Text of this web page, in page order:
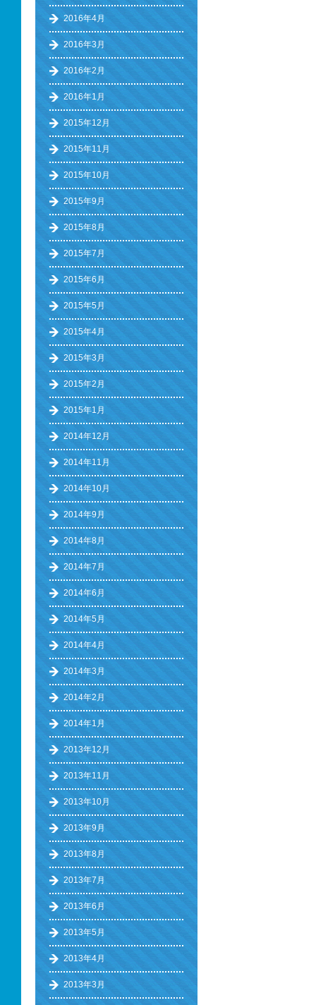
2016年4月
2016年3月
2016年2月
2016年1月
2015年12月
2015年11月
2015年10月
2015年9月
2015年8月
2015年7月
2015年6月
2015年5月
2015年4月
2015年3月
2015年2月
2015年1月
2014年12月
2014年11月
2014年10月
2014年9月
2014年8月
2014年7月
2014年6月
2014年5月
2014年4月
2014年3月
2014年2月
2014年1月
2013年12月
2013年11月
2013年10月
2013年9月
2013年8月
2013年7月
2013年6月
2013年5月
2013年4月
2013年3月